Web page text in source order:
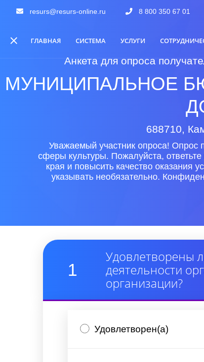
resurs@resurs-online.ru 8 800 350 67 01
ГЛАВНАЯ СИСТЕМА УСЛУГИ
Анкета для опроса
МУНИЦИПАЛЬНОЕ
688710,
Уважаемый участник опроса! Опрос
сферы культуры. Пожалуйста,
края и повысить качество
указывать необязательно.
1
Удовлетворены
деятельности
организации?
Удовлетворен(а)